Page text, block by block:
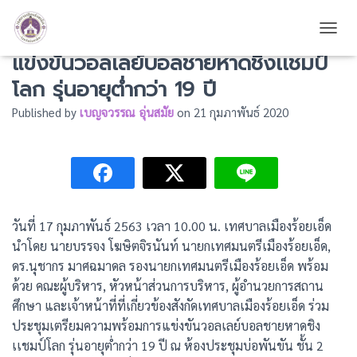
ร่วมประชุมเตรียมความพร้อมการ
แข่งขันวอลเลย์บอลชายหาดชิงเเชมป์
โลก รุ่นอายุต่ำกว่า 19 ปี
Published by เบญจวรรณ อุ่นสมัย on 21 กุมภาพันธ์ 2020
วันที่ 17 กุมภาพันธ์ 2563 เวลา 10.00 น. เทศบาลเมืองร้อยเอ็ด
นำโดย นายบรรจง โฆษิตจิรนันท์ นายกเทศมนตรีเมืองร้อยเอ็ด,
ดร.นุชากร มาศฉมาดล รองนายกเทศมนตรีเมืองร้อยเอ็ด พร้อม
ด้วย คณะผู้บริหาร, หัวหน้าส่วนการบริหาร, ผู้อำนวยการสถาน
ศึกษา และเจ้าหน้าที่ที่เกี่ยวข้องสังกัดเทศบาลเมืองร้อยเอ็ด ร่วม
ประชุมเตรียมความพร้อมการแข่งขันวอลเลย์บอลชายหาดชิง
เเชมป์โลก รุ่นอายุต่ำกว่า 19 ปี ณ ห้องประชุมบ่อพันขัน ชั้น 2